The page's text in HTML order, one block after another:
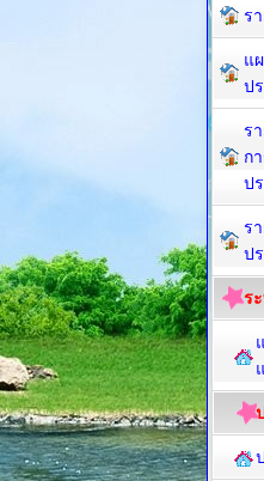
ร
แ
ป
ร
ก
ป
ร
ป
ร